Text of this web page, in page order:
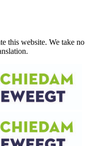
this website. We take